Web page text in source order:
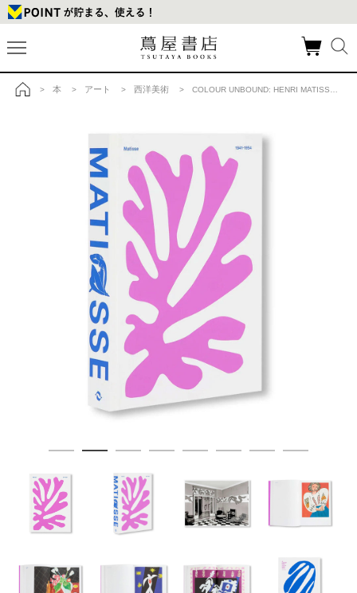
> 本 > アート > 西洋美術 > COLOUR UNBOUND: HENRI MATISSE 1941-1954 by Henri Matisse（アンリ・マティス） 作品集の商品詳細